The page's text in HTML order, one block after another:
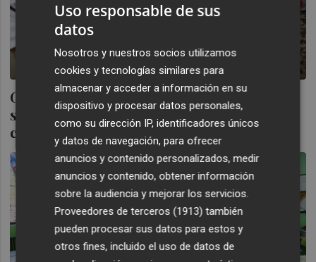
Gobierno, CC.AA y la comunidad educativa
se inclinan por no retrasar la 'vuelta al
cole'
Uso responsable de sus
datos
Nosotros y nuestros socios utilizamos
cookies y tecnologías similares para
almacenar y acceder a información en su
dispositivo y procesar datos personales,
como su dirección IP, identificadores únicos
y datos de navegación, para ofrecer
anuncios y contenido personalizados, medir
anuncios y contenido, obtener información
sobre la audiencia y mejorar los servicios.
Proveedores de terceros (1913) también
pueden procesar sus datos para estos y
otros fines, incluido el uso de datos de